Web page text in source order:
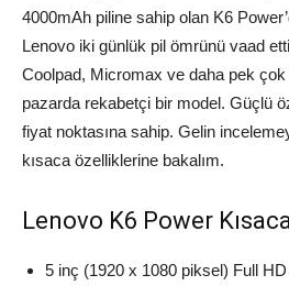
4000mAh piline sahip olan K6
Lenovo iki günlük pil ömrünü vaad
Coolpad, Micromax ve daha pek
pazarda rekabetçi bir model. Güçlü
fiyat noktasına sahip. Gelin
kısaca özelliklerine bakalım.
Lenovo K6 Power
5 inç (1920 x 1080 piksel) Full